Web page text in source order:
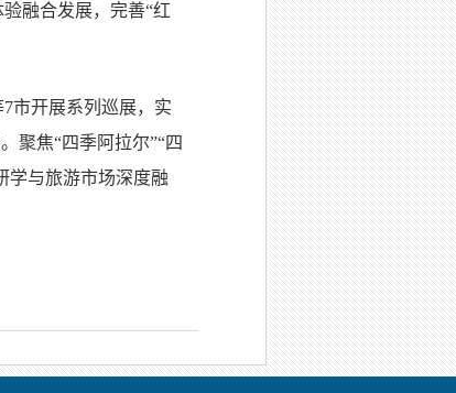
融合发展，完善“红
市开展系列巡展，实
聚焦“四季阿拉尔”“四
学与旅游市场深度融